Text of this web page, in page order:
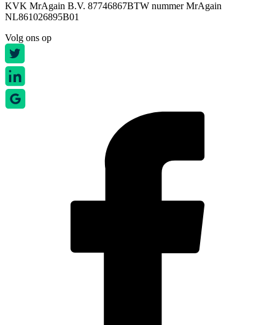
KVK MrAgain B.V. 87746867BTW nummer MrAgain
NL861026895B01
Volg ons op